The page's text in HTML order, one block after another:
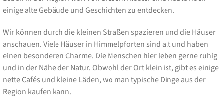
einige alte Gebäude und Geschichten zu entdecken.
Wir können durch die kleinen Straßen spazieren und die Häuser
anschauen. Viele Häuser in Himmelpforten sind alt und haben
einen besonderen Charme. Die Menschen hier leben gerne ruhig
und in der Nähe der Natur. Obwohl der Ort klein ist, gibt es einige
nette Cafés und kleine Läden, wo man typische Dinge aus der
Region kaufen kann.